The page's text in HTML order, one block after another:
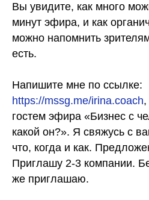
Вы увидите, как много
минут эфира, и как
можно напомнить
есть.
Напишите мне по ссылке:
https://mssg.me/irina.coach,
гостем эфира «Бизнес с
какой он?». Я свяжусь с
что, когда и как.
Приглашу 2-3 компании.
же приглашаю.